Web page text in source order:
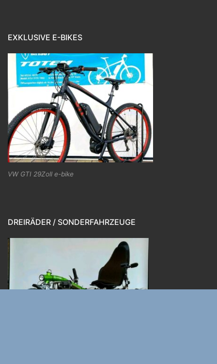
EXKLUSIVE E-BIKES
VW GTI 29Zoll e-bike
DREIRÄDER / SONDERFAHRZEUGE